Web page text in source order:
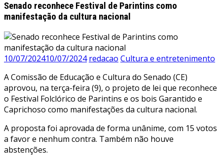
Senado reconhece Festival de Parintins como
manifestação da cultura nacional
10/07/202410/07/2024 redacao Cultura e entretenimento
A Comissão de Educação e Cultura do Senado (CE)
aprovou, na terça-feira (9), o projeto de lei que reconhece
o Festival Folclórico de Parintins e os bois Garantido e
Caprichoso como manifestações da cultura nacional.
A proposta foi aprovada de forma unânime, com 15 votos
a favor e nenhum contra. Também não houve
abstenções.